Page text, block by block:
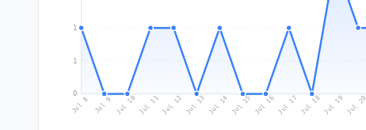
0
1
1
Jul 8 Jul 9 Jul 10 Jul 11Jul 12 Jul 13 Jul 14 Jul 15 Jul 16Jul 17 Jul 18Jul 19 Jul 20